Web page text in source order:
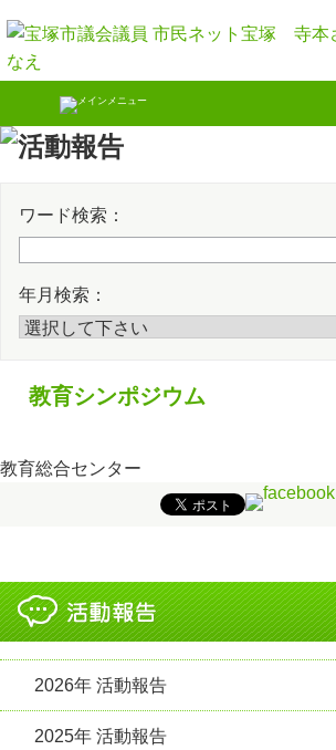
to
content
ワード検索：
年月検索：
教育シンポジウム
教育総合センター
2026年 活動報告
2025年 活動報告